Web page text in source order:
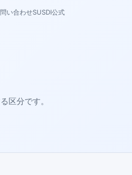
い合わせSUSDI公式
区分です。